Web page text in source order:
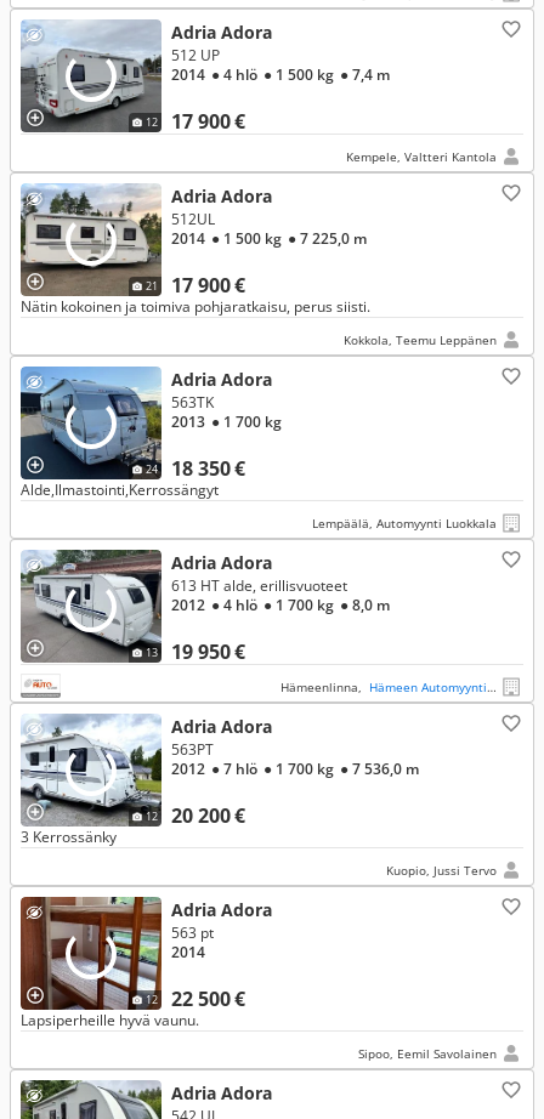
12
Adria Adora
17 900 €
512 UP
2014 ● 4 hlö ● 1 500 kg ● 7,4 m
Kempele, Valtteri Kantola
21
Adria Adora
17 900 €
512UL
2014 ● 1 500 kg ● 7 225,0 m
Nätin kokoinen ja toimiva pohjaratkaisu, perus siisti.
Kokkola, Teemu Leppänen
24
Adria Adora
18 350 €
563TK
2013 ● 1 700 kg
Alde,Ilmastointi,Kerrossängyt
Lempäälä, Automyynti Luokkala
13
Adria Adora
19 950 €
613 HT alde, erillisvuoteet
2012 ● 4 hlö ● 1 700 kg ● 8,0 m
Hämeenlinna, Hämeen Automyynti Oy
12
Adria Adora
20 200 €
563PT
2012 ● 7 hlö ● 1 700 kg ● 7 536,0 m
3 Kerrossänky
Kuopio, Jussi Tervo
12
Adria Adora
22 500 €
563 pt
2014
Lapsiperheille hyvä vaunu.
Sipoo, Eemil Savolainen
Adria Adora